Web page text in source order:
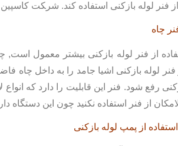
از فنر لوله بازکنی استفاده کند. شر‍‍‍‍‍‍‍‍کت
چاه
از فنر لوله بازکنی بیشتر معمول
فنر لوله بازکنی اشیا جامد را به داخل
رفع شود. فنر این قابلیت را دارد که
از فنر استفاده نکنید چون این دستگاه
از پمپ لوله بازکنی